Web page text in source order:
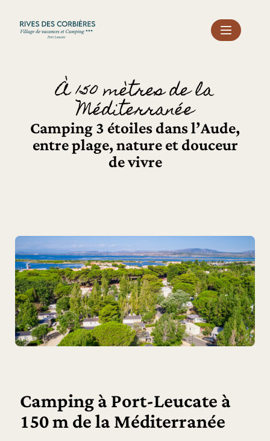
À 150 mètres de la
Méditerranée
Camping 3 étoiles dans l’Aude,
entre plage, nature et douceur
de vivre
Camping à Port-Leucate à
150 m de la Méditerranée